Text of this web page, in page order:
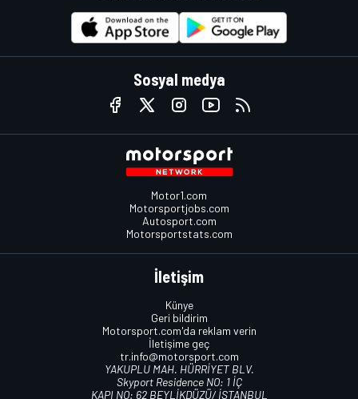
Sosyal medya
Motor1.com
Motorsportjobs.com
Autosport.com
Motorsportstats.com
İletişim
Künye
Geri bildirim
Motorsport.com'da reklam verin
İletişime geç
tr.info@motorsport.com
YAKUPLU MAH. HÜRRİYET BLV.
Skyport Residence NO: 1 İÇ
KAPI NO: 62 BEYLİKDÜZÜ/ İSTANBUL